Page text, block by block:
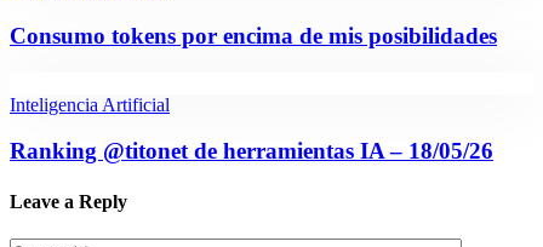
Consumo tokens por encima de mis posibilidades
Inteligencia Artificial
Ranking @titonet de herramientas IA – 18/05/26
Leave a Reply